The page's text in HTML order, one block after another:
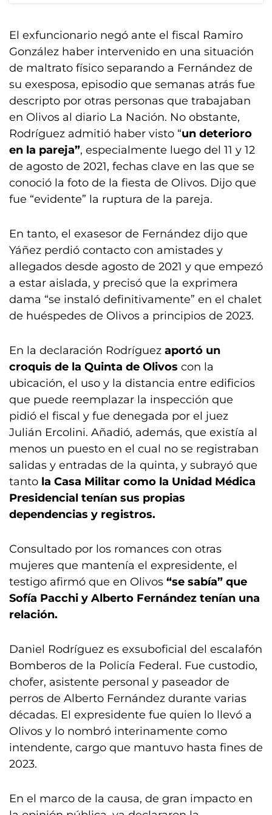
El exfuncionario negó ante el fiscal Ramiro
González haber intervenido en una situación
de maltrato físico separando a Fernández de
su exesposa, episodio que semanas atrás fue
descripto por otras personas que trabajaban
en Olivos al diario La Nación. No obstante,
Rodríguez admitió haber visto “un deterioro
en la pareja”, especialmente luego del 11 y 12
de agosto de 2021, fechas clave en las que se
conoció la foto de la fiesta de Olivos. Dijo que
fue “evidente” la ruptura de la pareja.
En tanto, el exasesor de Fernández dijo que
Yáñez perdió contacto con amistades y
allegados desde agosto de 2021 y que empezó
a estar aislada, y precisó que la exprimera
dama “se instaló definitivamente” en el chalet
de huéspedes de Olivos a principios de 2023.
En la declaración Rodríguez aportó un
croquis de la Quinta de Olivos con la
ubicación, el uso y la distancia entre edificios
que puede reemplazar la inspección que
pidió el fiscal y fue denegada por el juez
Julián Ercolini. Añadió, además, que existía al
menos un puesto en el cual no se registraban
salidas y entradas de la quinta, y subrayó que
tanto la Casa Militar como la Unidad Médica
Presidencial tenían sus propias
dependencias y registros.
Consultado por los romances con otras
mujeres que mantenía el expresidente, el
testigo afirmó que en Olivos “se sabía” que
Sofía Pacchi y Alberto Fernández tenían una
relación.
Daniel Rodríguez es exsuboficial del escalafón
Bomberos de la Policía Federal. Fue custodio,
chofer, asistente personal y paseador de
perros de Alberto Fernández durante varias
décadas. El expresidente fue quien lo llevó a
Olivos y lo nombró interinamente como
intendente, cargo que mantuvo hasta fines de
2023.
En el marco de la causa, de gran impacto en